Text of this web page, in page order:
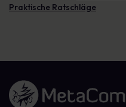
Praktische Ratschläge
Link zur Homepage